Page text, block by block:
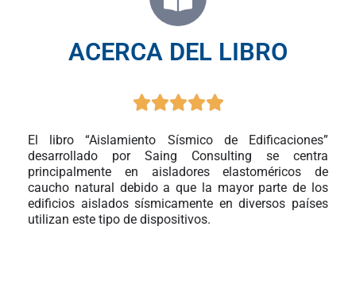
ACERCA DEL LIBRO

El libro “Aislamiento Sísmico de Edificaciones”
desarrollado por Saing Consulting se centra
principalmente en aisladores elastoméricos de
caucho natural debido a que la mayor parte de los
edificios aislados sísmicamente en diversos países
utilizan este tipo de dispositivos.